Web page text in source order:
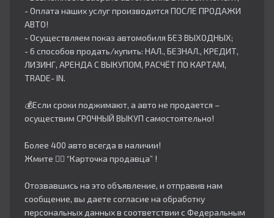
- Оплата наших услуг производится ПОСЛЕ ПРОДАЖИ
АВТО!
- Осуществляем показ автомобиля БЕЗ ВЫХОДНЫХ;
- 6 способов продать/купить: НАЛ., БЕЗНАЛ., КРЕДИТ,
ЛИЗИНГ, АРЕНДА С ВЫКУПОМ, РАСЧЁТ ПО КАРТАМ,
TRADE- IN.
💰Если сроки поджимают, а авто не продается –
осуществим СРОЧНЫЙ ВЫКУП самостоятельно!
Более 400 авто всегда в наличии!
Жмите 👇🏻 “Карточка продавца” !
Отозвавшись на это объявление, и отправив нам
сообщение, вы даете согласие на обработку
персональных данных в соответствии с Федеральным